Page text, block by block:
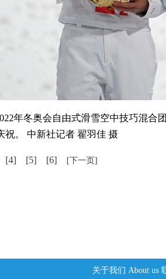
年冬奥会自由式滑雪空中技巧混合
祝。 中新社记者 翟羽佳 摄
[4] [5] [6] [下一页]
关于我们 About us